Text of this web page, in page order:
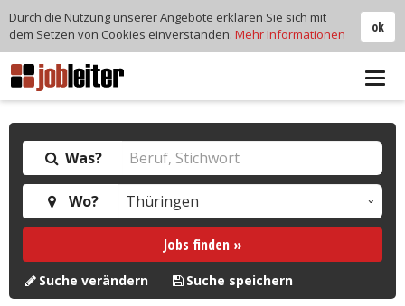
Was?
Wo?
Jobs finden »
Suche verändern Suche speichern
ok
Durch die Nutzung unserer Angebote erklären Sie sich mit
dem Setzen von Cookies einverstanden. Mehr Informationen